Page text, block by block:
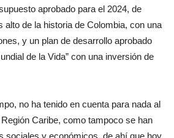
aprobado para el 2024, de
alto de la historia de Colombia, con una
y un plan de desarrollo aprobado
de la Vida” con una inversión de
no ha tenido en cuenta para nada al
Caribe, como tampoco se han
sociales y económicos, de ahí que hoy